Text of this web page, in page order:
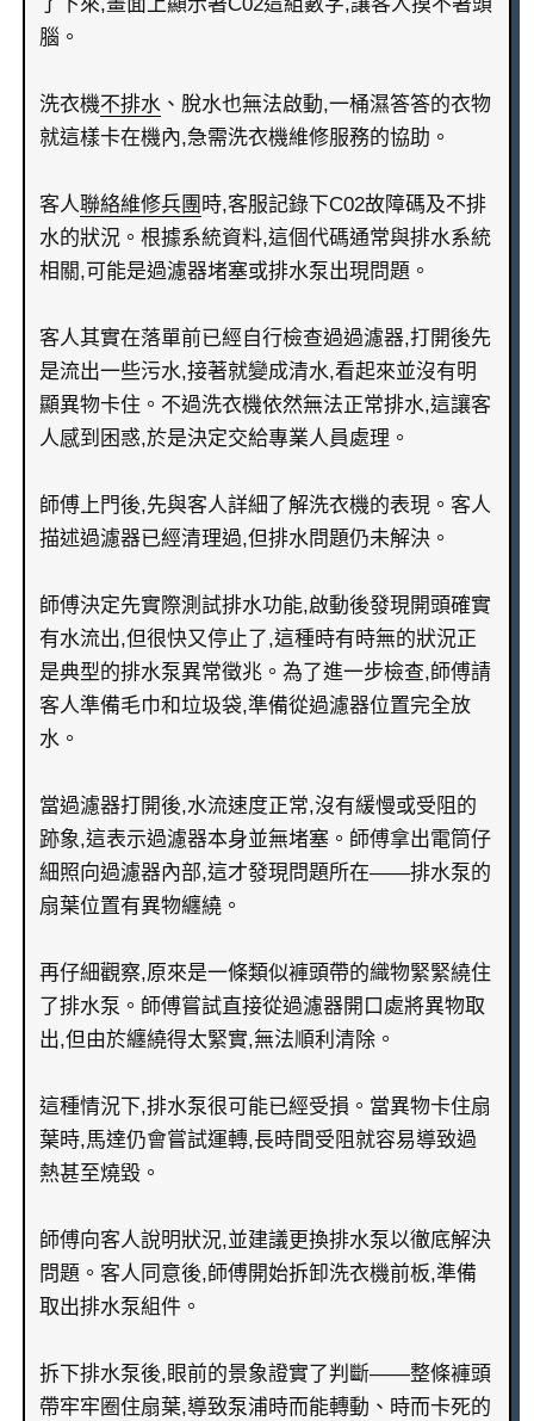
腦。
洗衣機不排水、脫水也無法啟動,一桶濕答答的衣物
就這樣卡在機內,急需洗衣機維修服務的協助。
客人聯絡維修兵團 時,客服記錄下C02故障碼及不排
水的狀況。根據系統資料,這個代碼通常與排水系統
相關,可能是過濾器堵塞或排水泵出現問題。
客人其實在落單前已經自行檢查過過濾器,打開後先
是流出一些污水,接著就變成清水,看起來並沒有明
顯異物卡住。不過洗衣機依然無法正常排水,這讓客
人感到困惑,於是決定交給專業人員處理。
師傅上門後,先與客人詳細了解洗衣機的表現。客人
描述過濾器已經清理過,但排水問題仍未解決。
師傅決定先實際測試排水功能,啟動後發現開頭確實
有水流出,但很快又停止了,這種時有時無的狀況正
是典型的排水泵異常徵兆。為了進一步檢查,師傅請
客人準備毛巾和垃圾袋,準備從過濾器位置完全放
水。
當過濾器打開後,水流速度正常,沒有緩慢或受阻的
跡象,這表示過濾器本身並無堵塞。師傅拿出電筒仔
細照向過濾器內部,這才發現問題所在——排水泵的
扇葉位置有異物纏繞。
再仔細觀察,原來是一條類似褲頭帶的織物緊緊繞住
了排水泵。師傅嘗試直接從過濾器開口處將異物取
出,但由於纏繞得太緊實,無法順利清除。
這種情況下,排水泵很可能已經受損。當異物卡住扇
葉時,馬達仍會嘗試運轉,長時間受阻就容易導致過
熱甚至燒毀。
師傅向客人說明狀況,並建議更換排水泵以徹底解決
問題。客人同意後,師傅開始拆卸洗衣機前板,準備
取出排水泵組件。
拆下排水泵後,眼前的景象證實了判斷——整條褲頭
帶牢牢圈住扇葉,導致泵浦時而能轉動、時而卡死的